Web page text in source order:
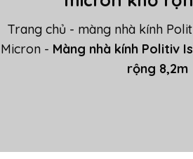
Trang chủ - màng nhà kính
Micron- Màng nhà kính Politiv
rộng 8,2m